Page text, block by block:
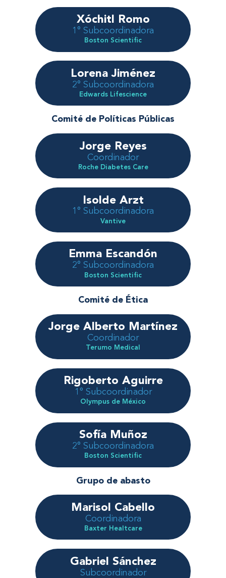
Xóchitl Romo
1° Subcoordinadora
Boston Scientific
Lorena Jiménez
2° Subcoordinadora
Edwards Lifescience
Comité de Políticas Públicas
Jorge Reyes
Coordinador
Roche Diabetes Care
Isolde Arzt
1° Subcoordinadora
Vantive
Emma Escandón
2° Subcoordinadora
Boston Scientific
Comité de Ética
Jorge Alberto Martínez
Coordinador
Terumo Medical
Rigoberto Aguirre
1° Subcoordinador
Olympus de México
Sofía Muñoz
2° Subcoordinadora
Boston Scientific
Grupo de abasto
Marisol Cabello
Coordinadora
Baxter Healtcare
Gabriel Sánchez
Subcoordinador